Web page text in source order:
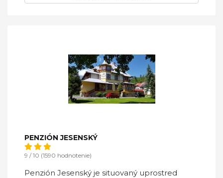
PENZIÓN JESENSKÝ
9 / 10 (1590 hodnotenie)
Penzión Jesenský je situovaný uprostred